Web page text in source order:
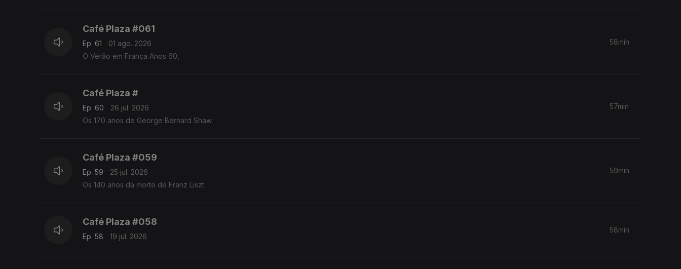
Café Plaza #061
Ep. 61
01 ago. 2026
O Verão em França Anos 60,
58min
Café Plaza #
Ep. 60
26 jul. 2026
Os 170 anos de George Bernard Shaw
57min
Café Plaza #059
Ep. 59
25 jul. 2026
Os 140 anos da morte de Franz Liszt
59min
Café Plaza #058
Ep. 58 19 jul. 2026
58min